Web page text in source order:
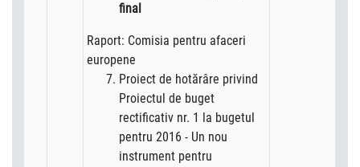
final
Raport: Comisia pentru afaceri
europene
Proiect de hotărâre privind
Proiectul de buget
rectificativ nr. 1 la bugetul
pentru 2016 - Un nou
instrument pentru